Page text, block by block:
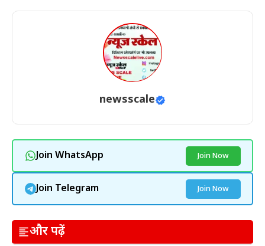
newsscale
Join WhatsApp Join Now
Join Telegram Join Now
और पढ़ें